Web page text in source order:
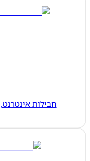
חבילות אינטרנט,